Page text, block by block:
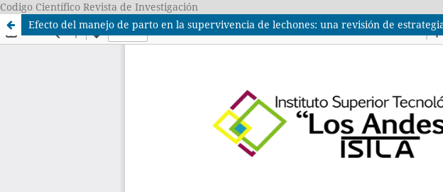
Codigo Científico Revista de Investigación
Efecto del manejo de parto en la supervivencia de lechones: una revisión de